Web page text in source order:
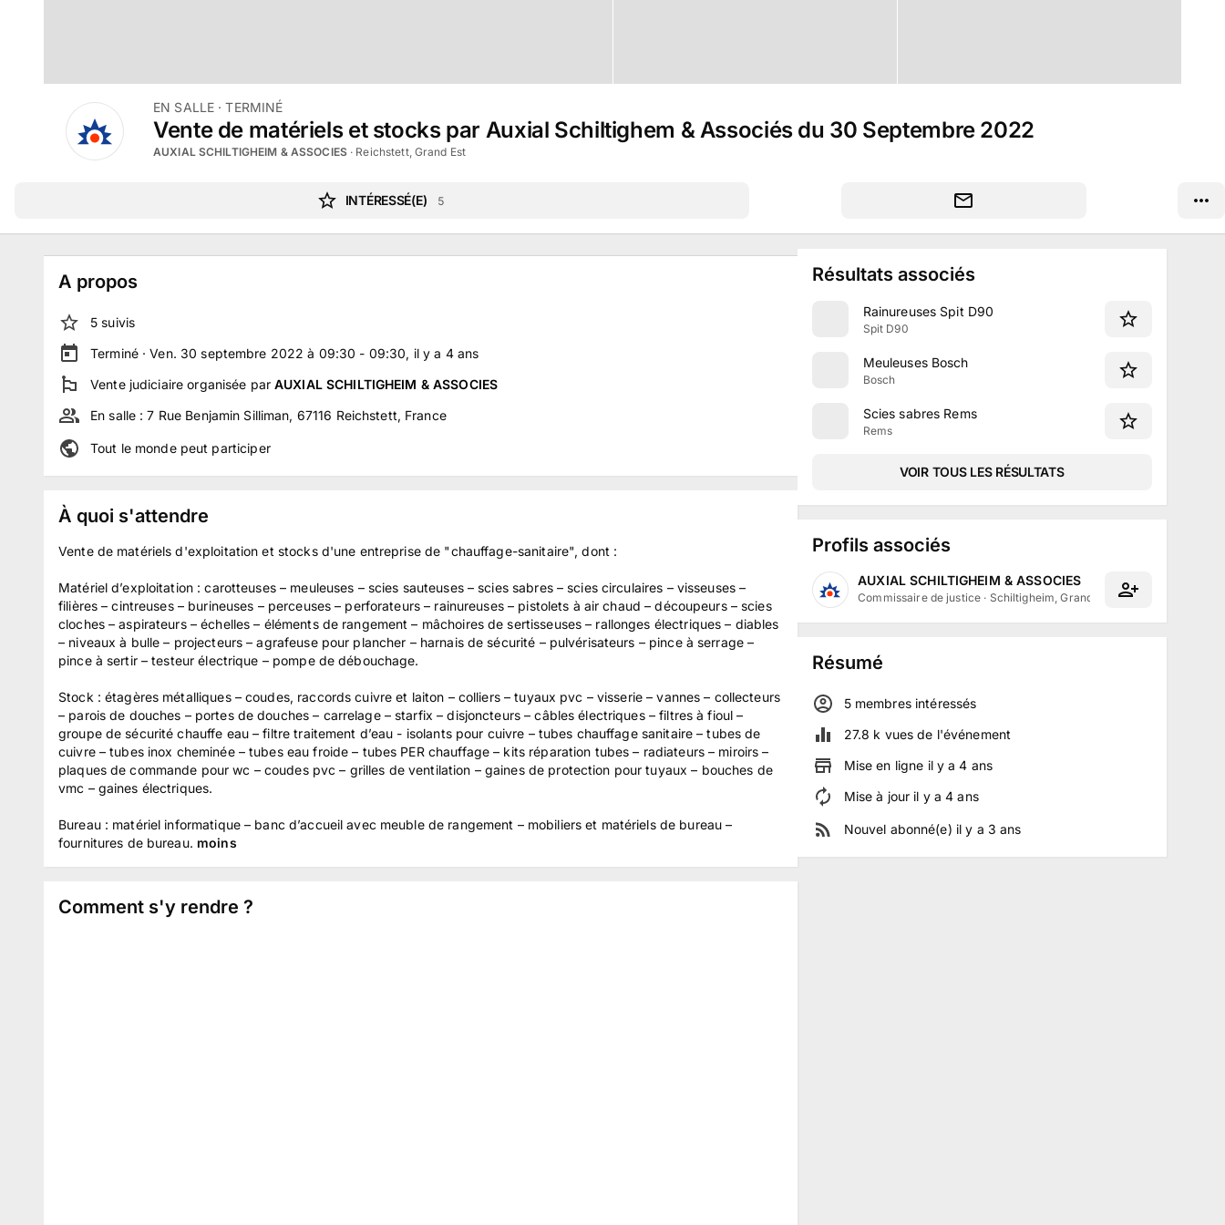
EN SALLE · TERMINÉ
Vente de matériels et stocks par Auxial Schiltighem & Associés du 30 Septembre 2022
AUXIAL SCHILTIGHEIM & ASSOCIES· Reichstett, Grand Est
INTÉRESSÉ(E) 5
A propos
5 suivis
Terminé ·Ven. 30 septembre 2022 à 09:30 - 09:30, il y a 4 ans
Vente judiciaire organisée parAUXIAL SCHILTIGHEIM & ASSOCIES
En salle :7 Rue Benjamin Silliman, 67116 Reichstett, France
Tout le monde peut participer
À quoi s'attendre
Vente de matériels d'exploitation et stocks d'une entreprise de "chauffage-sanitaire", dont :
Matériel d’exploitation : carotteuses – meuleuses – scies sauteuses – scies sabres – scies circulaires – visseuses –
filières – cintreuses – burineuses – perceuses – perforateurs – rainureuses – pistolets à air chaud – découpeurs – scies
cloches – aspirateurs – échelles – éléments de rangement – mâchoires de sertisseuses – rallonges électriques – diables
– niveaux à bulle – projecteurs – agrafeuse pour plancher – harnais de sécurité – pulvérisateurs – pince à serrage –
pince à sertir – testeur électrique – pompe de débouchage.
Stock : étagères métalliques – coudes, raccords cuivre et laiton – colliers – tuyaux pvc – visserie – vannes – collecteurs
– parois de douches – portes de douches – carrelage – starfix – disjoncteurs – câbles électriques – filtres à fioul –
groupe de sécurité chauffe eau – filtre traitement d’eau - isolants pour cuivre – tubes chauffage sanitaire – tubes de
cuivre – tubes inox cheminée – tubes eau froide – tubes PER chauffage – kits réparation tubes – radiateurs – miroirs –
plaques de commande pour wc – coudes pvc – grilles de ventilation – gaines de protection pour tuyaux – bouches de
vmc – gaines électriques.
Bureau : matériel informatique – banc d’accueil avec meuble de rangement – mobiliers et matériels de bureau –
fournitures de bureau. moins
Comment s'y rendre ?
Résultats associés
Rainureuses Spit D90
Spit D90
Meuleuses Bosch
Bosch
Scies sabres Rems
Rems
VOIR TOUS LES RÉSULTATS
Profils associés
AUXIAL SCHILTIGHEIM & ASSOCIES
Commissaire de justice · Schiltigheim, Grand Est
Résumé
5membresintéressés
27.8 k vues de l'événement
Mise en ligne il y a4 ans
Mise à jour il y a4 ans
Nouvel abonné(e) il y a 3 ans